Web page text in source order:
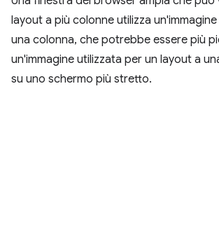
layout a più colonne utilizza
una colonna, che potrebbe essere più
un'immagine utilizzata per un layout a
su uno schermo più stretto.